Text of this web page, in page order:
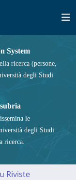
System
ricerca (persone,
degli Studi
le
degli Studi
ricerca.
Riviste